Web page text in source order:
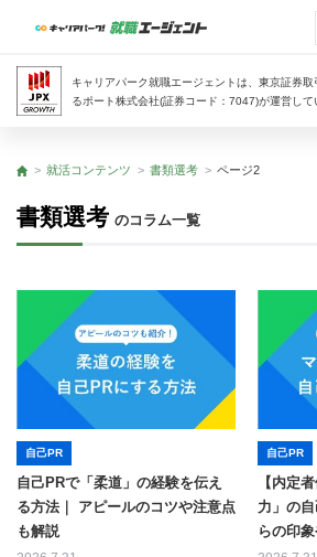
キャリアパーク就職エージェントは、東京証券
るポート株式会社(証券コード：7047)が運営して
トップ
就活コンテンツ 書類選考 ページ2
書類選考 のコラム一覧
自己PR
自己PRで「柔道」の経験を伝え
る方法｜ アピールのコツや注意点
も解説
自己PR
【内定
力」の
らの印